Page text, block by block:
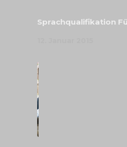
Sprachqualifikation